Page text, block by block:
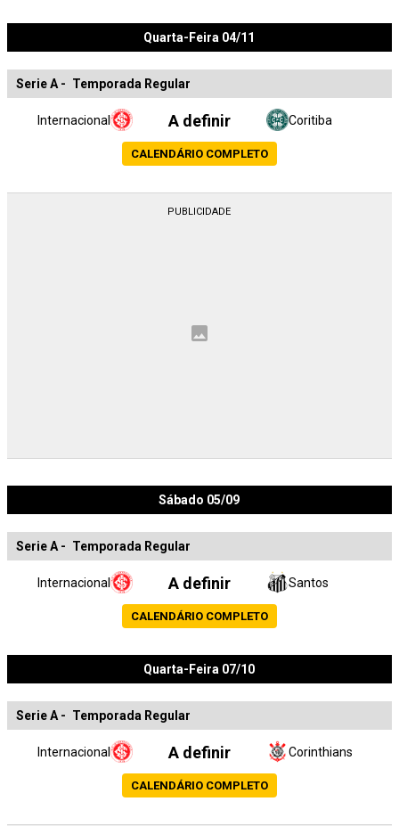
Quarta-Feira 04/11
Serie A - Temporada Regular
Internacional A definir Coritiba
CALENDÁRIO COMPLETO
Sábado 05/09
Serie A - Temporada Regular
Internacional A definir Santos
CALENDÁRIO COMPLETO
Quarta-Feira 07/10
Serie A - Temporada Regular
Internacional A definir Corinthians
CALENDÁRIO COMPLETO